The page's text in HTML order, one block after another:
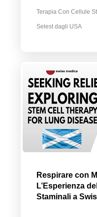
Terapia Con Cellule
Selest dagli USA
Respirare con
L’Esperienza
Staminali a